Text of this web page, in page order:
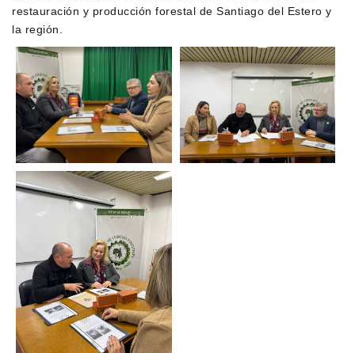
restauración y producción forestal de Santiago del Estero y
la región.